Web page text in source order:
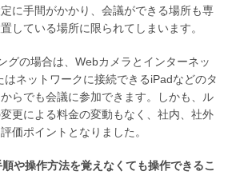
に手間がかかり、会議ができる場所も専
している場所に限られてしまいます。
グの場合は、Webカメラとインターネッ
はネットワークに接続できるiPadなどのタ
らでも会議に参加できます。しかも、ル
更による料金の変動もなく、社内、社外
価ポイントとなりました。
や操作方法を覚えなくても操作できるこ